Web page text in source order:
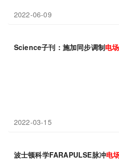
2022-06-09
Science子刊：施加同步调制电场
2022-03-15
波士顿科学FARAPULSE脉冲电